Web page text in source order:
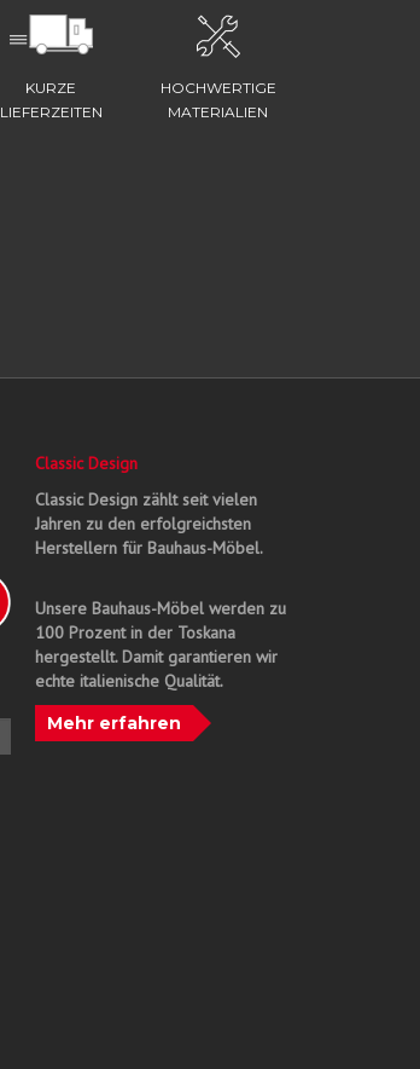
KURZE
LIEFERZEITEN
HOCHWERTIGE
MATERIALIEN
Classic Design
Classic Design zählt seit vielen
Jahren zu den erfolgreichsten
Herstellern für Bauhaus-Möbel.
Unsere Bauhaus-Möbel werden zu
100 Prozent in der Toskana
hergestellt. Damit garantieren wir
echte italienische Qualität.
Mehr erfahren